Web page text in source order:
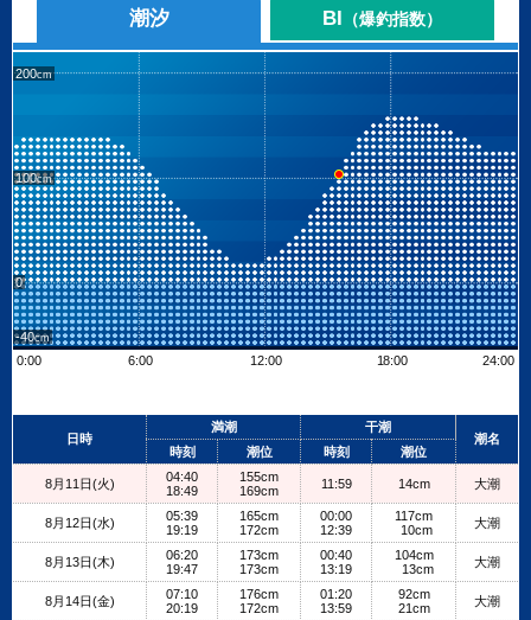
潮汐 BI （爆釣指数）
200
100
0
-40
0:00
6:00 12:00 18:00 24:00
+
日時
満潮
干潮
潮名
時刻
潮位 時刻 潮位
8月11日(火)
04:40
18:49
155cm
169cm
11:59 14cm 大潮
8月12日(水)
05:39
19:19
165cm
172cm
00:00
12:39
117cm
10cm
大潮
8月13日(木)
06:20
19:47
173cm
173cm
00:40
13:19
104cm
13cm
大潮
8月14日(金)
07:10
20:19
176cm
172cm
01:20
13:59
92cm
21cm
大潮